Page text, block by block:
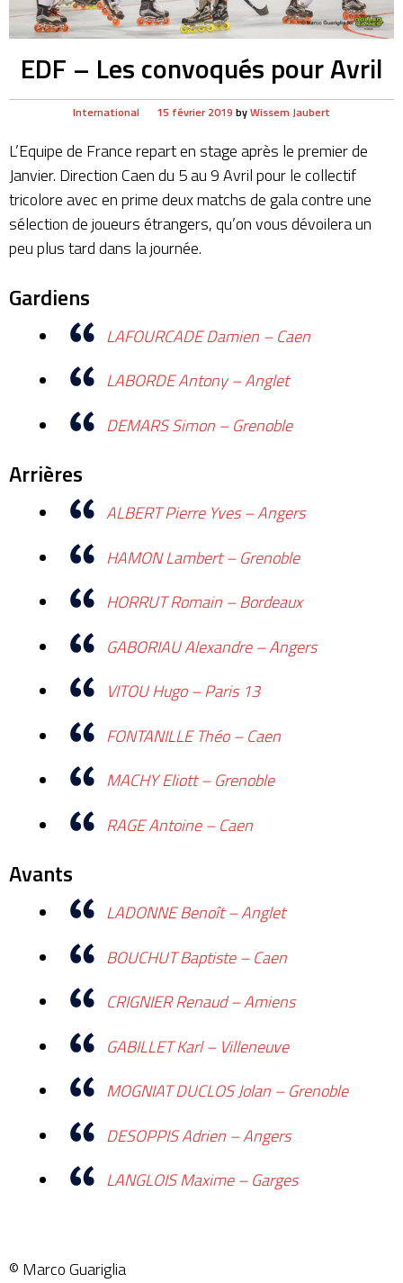
EDF – Les convoqués pour Avril
International 15 février 2019 byWissem Jaubert
L’Equipe de France repart en stage après le premier de
Janvier. Direction Caen du 5 au 9 Avril pour le collectif
tricolore avec en prime deux matchs de gala contre une
sélection de joueurs étrangers, qu’on vous dévoilera un
peu plus tard dans la journée.
Gardiens
LAFOURCADE Damien – Caen
LABORDE Antony – Anglet
DEMARS Simon – Grenoble
Arrières
ALBERT Pierre Yves – Angers
HAMON Lambert – Grenoble
HORRUT Romain – Bordeaux
GABORIAU Alexandre – Angers
VITOU Hugo – Paris 13
FONTANILLE Théo – Caen
MACHY Eliott – Grenoble
RAGE Antoine – Caen
Avants
LADONNE Benoît – Anglet
BOUCHUT Baptiste – Caen
CRIGNIER Renaud – Amiens
GABILLET Karl – Villeneuve
MOGNIAT DUCLOS Jolan – Grenoble
DESOPPIS Adrien – Angers
LANGLOIS Maxime – Garges
© Marco Guariglia